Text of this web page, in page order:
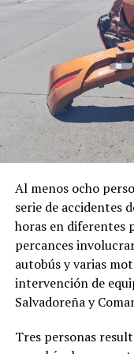
Comparte esto:
Al menos ocho
serie de accidentes
horas en diferentes
percances
autobús y varias
intervención de
Salvadoreña y
Tres personas